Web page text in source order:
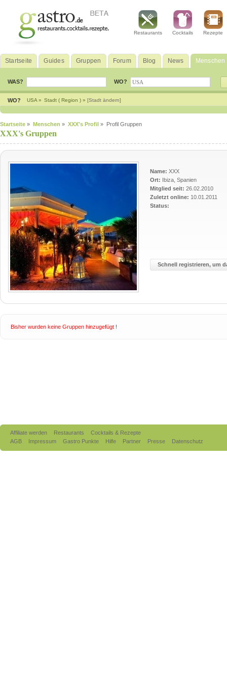
Restaurants Cocktails Rezepte
Startseite Guides Gruppen Forum Blog News Menschen
WAS? WO?
WO? USA » Stadt ( Region ) » [Stadt ändern]
Startseite » Menschen » XXX's Profil » Profil Gruppen
XXX's Gruppen
Name: XXX
Ort: Ibiza, Spanien
Mitglied seit: 26.02.2010
Zuletzt online: 10.01.2011
Status:
Schnell registrieren, um
Bisher wurden keine Gruppen hinzugefügt !
Affiliate werden Restaurants
Cocktails & Rezepte
AGB
Impressum Gastro Punkte Hilfe Partner Presse Datenschutz